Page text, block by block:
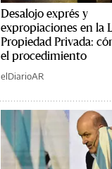
Desalojo exprés y
expropiaciones en la
Propiedad Privada:
el procedimiento
elDiarioAR